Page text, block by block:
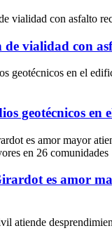
de vialidad con
geotécnicos en
es amor